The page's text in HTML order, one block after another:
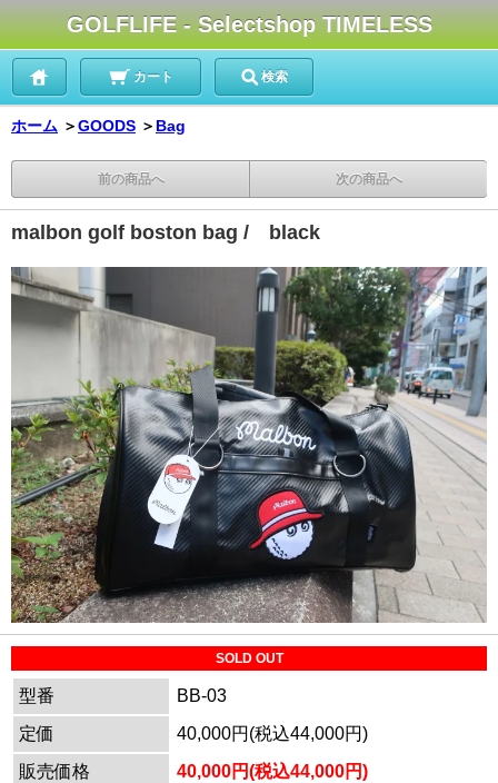
GOLFLIFE - Selectshop TIMELESS
カート 検索
ホーム ＞GOODS ＞ Bag
前の商品へ 次の商品へ
malbon golf boston bag / black
SOLD OUT
型番
BB-03
定価
40,000円(税込44,000円)
販売価格
40,000円(税込44,000円)